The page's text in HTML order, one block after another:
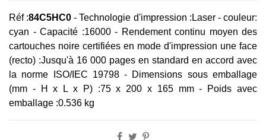
Réf :84C5HC0 -Technologie d'impression : Laser - couleur:
cyan - Capacité :16000 - Rendement continu moyen des
cartouches noire certifiées en mode d'impression une face
(recto) :Jusqu'à 16 000 pages en standard en accord avec
la norme ISO/IEC 19798 - Dimensions sous emballage
(mm - H x L x P) :75 x 200 x 165 mm -
Poids avec
emballage :0.536 kg